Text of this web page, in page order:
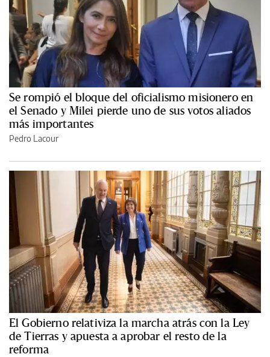
Se rompió el bloque del oficialismo misionero en
el Senado y Milei pierde uno de sus votos aliados
más importantes
Pedro Lacour
El Gobierno relativiza la marcha atrás con la Ley
de Tierras y apuesta a aprobar el resto de la
reforma